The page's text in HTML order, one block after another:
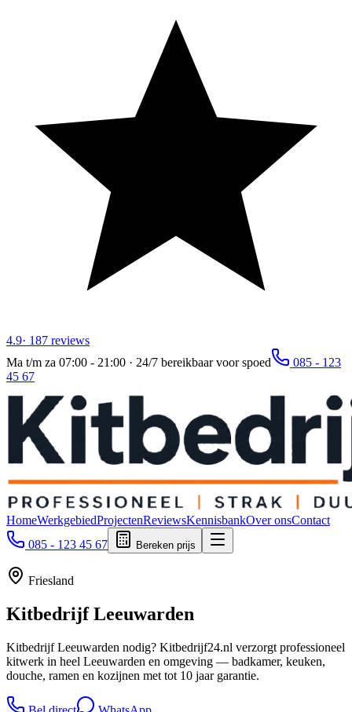
4.9· 187 reviews
Ma t/m za 07:00 - 21:00 · 24/7 bereikbaar voor spoed
085 - 123
45 67
HomeWerkgebiedProjectenReviewsKennisbankOver onsContact
085 - 123 45 67
Bereken prijs
Friesland
KitbedrijfLeeuwarden
Kitbedrijf Leeuwarden nodig? Kitbedrijf24.nl verzorgt professioneel
kitwerk in heel Leeuwarden en omgeving — badkamer, keuken,
douche, ramen en kozijnen met tot 10 jaar garantie.